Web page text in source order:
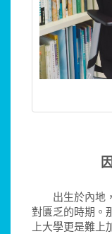
出生於內地，
對匱乏的時期。
上大學更是難